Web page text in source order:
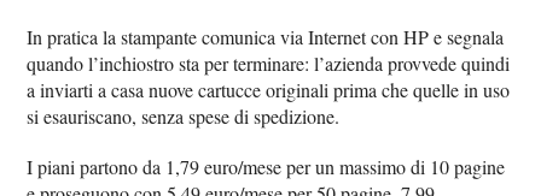
In pratica la stampante comunica via Internet con HP e segnala
quando l’inchiostro sta per terminare: l’azienda provvede quindi
a inviarti a casa nuove cartucce originali prima che quelle in uso
si esauriscano, senza spese di spedizione.
I piani partono da 1,79 euro/mese per un massimo di 10 pagine